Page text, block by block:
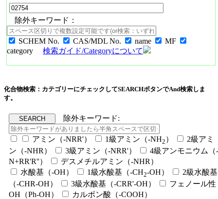
除外キーワード：
SCHEM No. CAS/MDL No. name
MF
category
検索ガイド/Categoryについて
化合物検索：カテゴリーにチェックしてSEARCHボタンでAnd検索しま
す。
除外キーワード:
アミン（-NRR'） 1級アミン（-NH2 ）
2級アミ
ン（-NHR）
3級アミン（-NRR'）
4級アンモニウム（-
N+RR'R''）
デスメチルアミン（-NHR）
水酸基（-OH）
1級水酸基（-CH2-OH）
2級水酸基
（-CHR-OH）
3級水酸基（-CRR'-OH）
フェノール性
OH（Ph-OH）
カルボン酸（-COOH）